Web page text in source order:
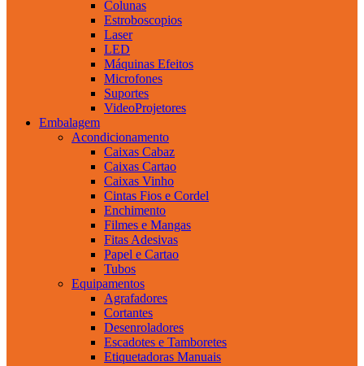
Colunas
Estroboscopios
Laser
LED
Máquinas Efeitos
Microfones
Suportes
VideoProjetores
Embalagem
Acondicionamento
Caixas Cabaz
Caixas Cartao
Caixas Vinho
Cintas Fios e Cordel
Enchimento
Filmes e Mangas
Fitas Adesivas
Papel e Cartao
Tubos
Equipamentos
Agrafadores
Cortantes
Desenroladores
Escadotes e Tamboretes
Etiquetadoras Manuais